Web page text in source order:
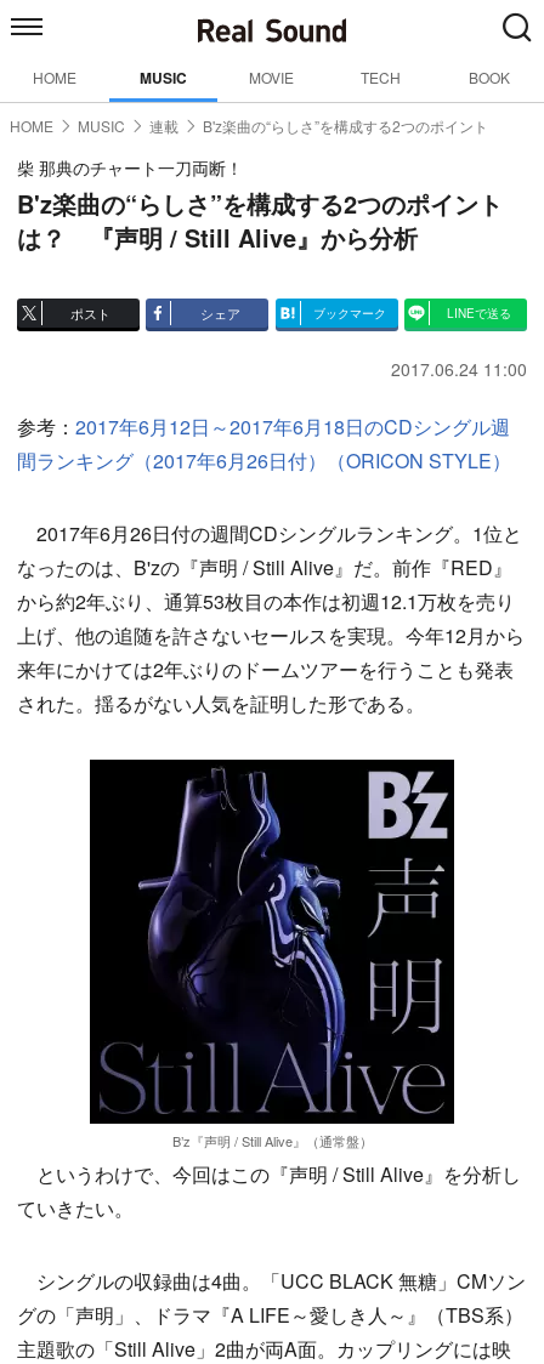
HOME MUSIC MOVIE TECH BOOK
HOME MUSIC 連載 B'z楽曲の“らしさ”を構成する2つのポイント
柴 那典のチャート一刀両断！
B'z楽曲の“らしさ”を構成する2つのポイント
は？ 『声明 / Still Alive』から分析
ポスト シェア ブックマーク LINEで送る
2017.06.24 11:00
参考： 2017年6月12日～2017年6月18日のCDシングル週
間ランキング（2017年6月26日付）（ORICON STYLE）
2017年6月26日付の週間CDシングルランキング。1位と
なったのは、B'zの『声明 / Still Alive』だ。前作『RED』
から約2年ぶり、通算53枚目の本作は初週12.1万枚を売り
上げ、他の追随を許さないセールスを実現。今年12月から
来年にかけては2年ぶりのドームツアーを行うことも発表
された。揺るがない人気を証明した形である。
B’z『声明 / Still Alive』（通常盤）
というわけで、今回はこの『声明 / Still Alive』を分析し
ていきたい。
シングルの収録曲は4曲。「UCC BLACK 無糖」CMソン
グの「声明」、ドラマ『A LIFE～愛しき人～』（TBS系）
主題歌の「Still Alive」2曲が両A面。カップリングには映